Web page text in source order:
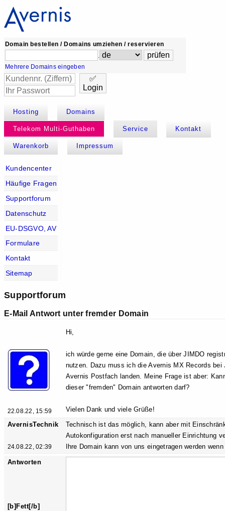
Domain bestellen / Domains umziehen / reservieren
.
Mehrere Domains eingeben
✅
Login
Hosting Domains
Telekom Multi-Guthaben Service Kontakt
Warenkorb Impressum
Kundencenter
Häufige Fragen
Supportforum
Datenschutz
EU-DSGVO, AV
Formulare
Kontakt
Sitemap
Supportforum
E-Mail Antwort unter fremder Domain
22.08.22, 15:59
Hi,
ich würde gerne eine Domain, die über JIMDO
nutzen. Dazu muss ich die Avernis MX Records
Avernis Postfach landen. Meine Frage ist aber:
dieser "fremden" Domain antworten darf?
Vielen Dank und viele Grüße!
AvernisTechnik
24.08.22, 02:39
Technisch ist das möglich, kann aber mit
Autokonfiguration erst nach manueller Einrichtung
Ihre Domain kann von uns eingetragen werden
Antworten
[b]Fett[/b]